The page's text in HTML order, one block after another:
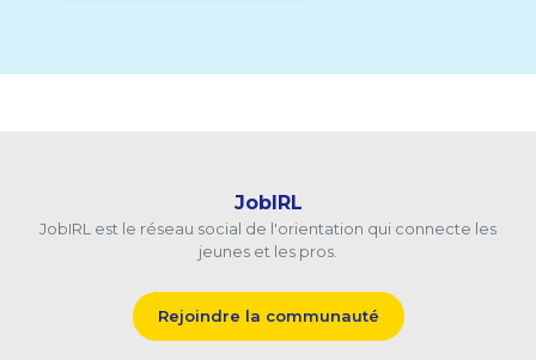
JobIRL
JobIRL est le réseau social de l'orientation qui connecte les
jeunes et les pros.
Rejoindre la communauté